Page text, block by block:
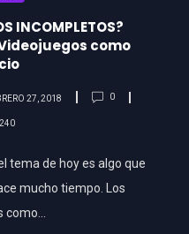
INCOMPLETOS?
como
27, 2018 0
240
tema de hoy es algo que
mucho tiempo. Los
como…